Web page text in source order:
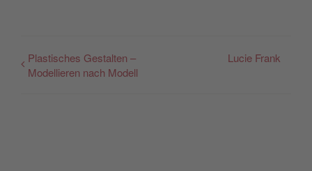
Plastisches Gestalten –
Modellieren nach Modell
Lucie Frank